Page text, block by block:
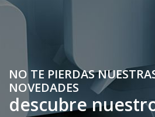
NO TE PIERDAS
NOVEDADES
descubre